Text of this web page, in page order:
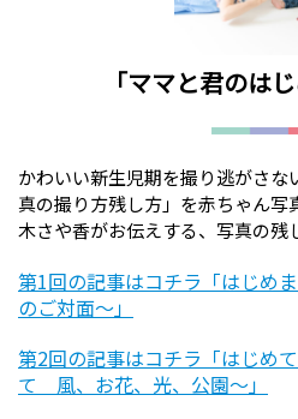
「ママと君のは
かわいい新生児期を撮り逃がさ
真の撮り方残し方」を赤ちゃん写
木さや香がお伝えする、写真の残
第1回の記事はコチラ「はじめ
のご対面～」
第2回の記事はコチラ「はじめ
て 風、お花、光、公園～」